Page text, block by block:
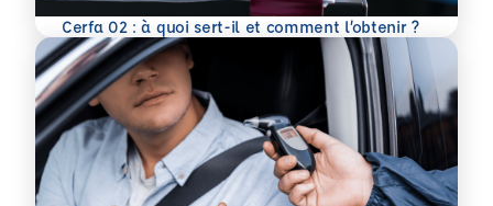
Cerfa 02 : à quoi sert-il et comment l’obtenir ?
En savoir plus